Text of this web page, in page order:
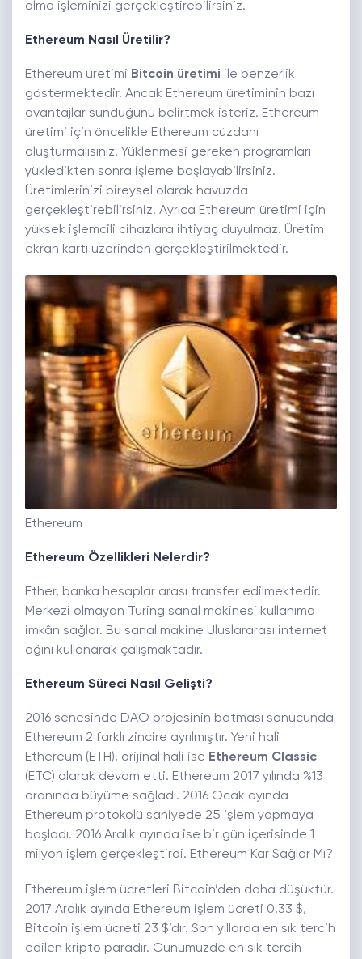
alma işleminizi gerçekleştirebilirsiniz.
Ethereum Nasıl Üretilir?
Ethereum üretimi Bitcoin üretimi ile benzerlik
göstermektedir. Ancak Ethereum üretiminin bazı
avantajlar sunduğunu belirtmek isteriz. Ethereum
üretimi için öncelikle Ethereum cüzdanı
oluşturmalısınız. Yüklenmesi gereken programları
yükledikten sonra işleme başlayabilirsiniz.
Üretimlerinizi bireysel olarak havuzda
gerçekleştirebilirsiniz. Ayrıca Ethereum üretimi için
yüksek işlemcili cihazlara ihtiyaç duyulmaz. Üretim
ekran kartı üzerinden gerçekleştirilmektedir.
Ethereum
Ethereum Özellikleri Nelerdir?
Ether, banka hesaplar arası transfer edilmektedir.
Merkezi olmayan Turing sanal makinesi kullanıma
imkân sağlar. Bu sanal makine Uluslararası internet
ağını kullanarak çalışmaktadır.
Ethereum Süreci Nasıl Gelişti?
2016 senesinde DAO projesinin batması sonucunda
Ethereum 2 farklı zincire ayrılmıştır. Yeni hali
Ethereum (ETH), orijinal hali ise Ethereum Classic
(ETC) olarak devam etti. Ethereum 2017 yılında %13
oranında büyüme sağladı. 2016 Ocak ayında
Ethereum protokolü saniyede 25 işlem yapmaya
başladı. 2016 Aralık ayında ise bir gün içerisinde 1
milyon işlem gerçekleştirdi. Ethereum Kar Sağlar Mı?
Ethereum işlem ücretleri Bitcoin’den daha düşüktür.
2017 Aralık ayında Ethereum işlem ücreti 0.33 $,
Bitcoin işlem ücreti 23 $’dır. Son yıllarda en sık tercih
edilen kripto paradır. Günümüzde en sık tercih